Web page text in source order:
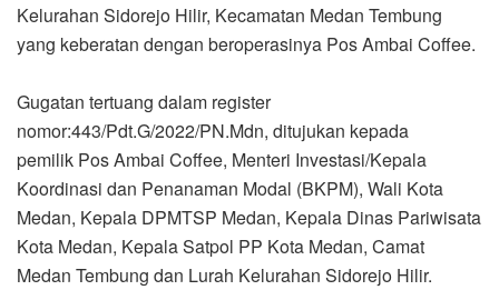
Kelurahan Sidorejo Hilir, Kecamatan Medan Tembung
yang keberatan dengan beroperasinya Pos Ambai Coffee.
Gugatan tertuang dalam register
nomor:443/Pdt.G/2022/PN.Mdn, ditujukan kepada
pemilik Pos Ambai Coffee, Menteri Investasi/Kepala
Koordinasi dan Penanaman Modal (BKPM), Wali Kota
Medan, Kepala DPMTSP Medan, Kepala Dinas Pariwisata
Kota Medan, Kepala Satpol PP Kota Medan, Camat
Medan Tembung dan Lurah Kelurahan Sidorejo Hilir.